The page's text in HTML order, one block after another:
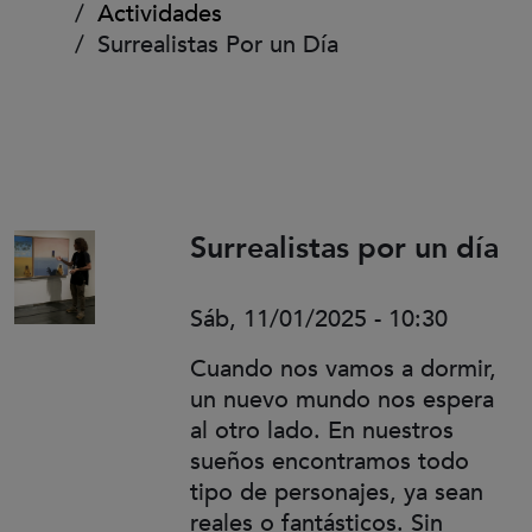
Actividades
Surrealistas Por un Día
Surrealistas por un día
Sáb, 11/01/2025 - 10:30
Cuando nos vamos a dormir,
un nuevo mundo nos espera
al otro lado. En nuestros
sueños encontramos todo
tipo de personajes, ya sean
reales o fantásticos. Sin